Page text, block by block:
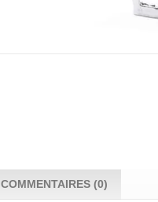
COMMENTAIRES (0)